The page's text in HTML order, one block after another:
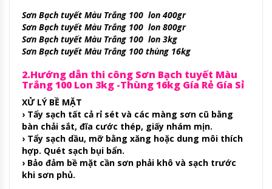
Sơn Bạch tuyết Màu Trắng 100 lon 400gr
Sơn Bạch tuyết Màu Trắng 100 lon 800gr
Sơn Bạch tuyết Màu Trắng 100 lon 3kg
Sơn Bạch tuyết Màu Trắng 100 thùng 16kg
2.Hướng dẫn thi công Sơn Bạch tuyết Màu
Trắng 100 Lon 3kg -Thùng 16kg Gía Rẻ Gía Sỉ
XỬ LÝ BỀ MẶT
› Tẩy sạch tất cả rỉ sét và các màng sơn cũ bằng
bàn chải sắt, đĩa cước thép, giấy nhám mịn.
› Tẩy sạch dầu, mỡ bằng xăng hoặc dung môi thích
hợp. Quét sạch bụi bẩn.
› Bảo đảm bề mặt cần sơn phải khô và sạch trước
khi sơn phủ.